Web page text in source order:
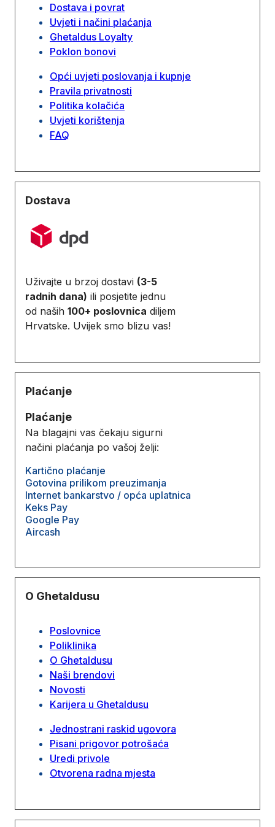
Dostava i povrat
Uvjeti i načini plaćanja
Ghetaldus Loyalty
Poklon bonovi
Opći uvjeti poslovanja i kupnje
Pravila privatnosti
Politika kolačića
Uvjeti korištenja
FAQ
Dostava
Uživajte u brzoj dostavi (3-5
radnih dana) ili posjetite jednu
od naših 100+ poslovnica diljem
Hrvatske. Uvijek smo blizu vas!
Plaćanje
Plaćanje
Na blagajni vas čekaju sigurni
načini plaćanja po vašoj želji:
Kartično plaćanje
Gotovina prilikom preuzimanja
Internet bankarstvo / opća uplatnica
Keks Pay
Google Pay
Aircash
O Ghetaldusu
Poslovnice
Poliklinika
O Ghetaldusu
Naši brendovi
Novosti
Karijera u Ghetaldusu
Jednostrani raskid ugovora
Pisani prigovor potrošaća
Uredi privole
Otvorena radna mjesta